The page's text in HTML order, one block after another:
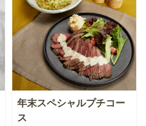
年末スペシャルプチコー
ス